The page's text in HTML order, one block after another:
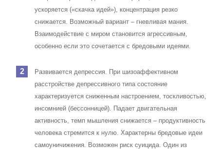
ускоряется («скачка идей»), концентрация резко
снижается. Возможный вариант – гневливая мания.
Взаимодействие с миром становится агрессивным,
особенно если это сочетается с бредовыми идеями.
Развивается депрессия. При шизоаффективном
расстройстве депрессивного типа состояние
характеризуется сниженным настроением, тоскливостью,
инсомнией (бессонницей). Падает двигательная
активность, темп мышления снижается – продуктивность
человека стремится к нулю. Характерны бредовые идеи
самоуничижения. Возможен риск суицида. Один из